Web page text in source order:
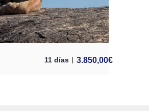
11 días 3.850,00€